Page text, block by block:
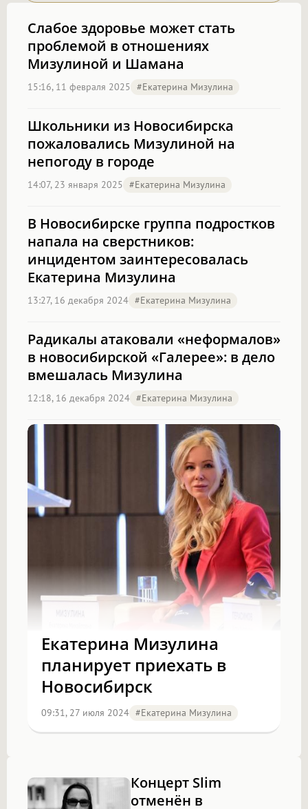
Слабое здоровье может стать
проблемой в отношениях
Мизулиной и Шамана
15:16, 11 февраля 2025 #Екатерина Мизулина
Школьники из Новосибирска
пожаловались Мизулиной на
непогоду в городе
14:07, 23 января 2025 #Екатерина Мизулина
В Новосибирске группа подростков
напала на сверстников:
инцидентом заинтересовалась
Екатерина Мизулина
13:27, 16 декабря 2024 #Екатерина Мизулина
Радикалы атаковали «неформалов»
в новосибирской «Галерее»: в дело
вмешалась Мизулина
12:18, 16 декабря 2024 #Екатерина Мизулина
Екатерина Мизулина
планирует приехать в
Новосибирск
09:31, 27 июля 2024 #Екатерина Мизулина
Концерт Slim
отменён в